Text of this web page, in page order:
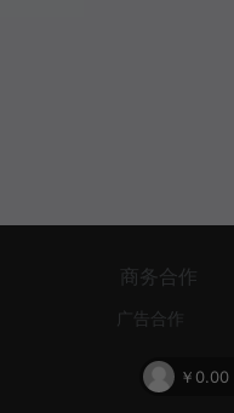
商务合作
广告合作
￥0.00